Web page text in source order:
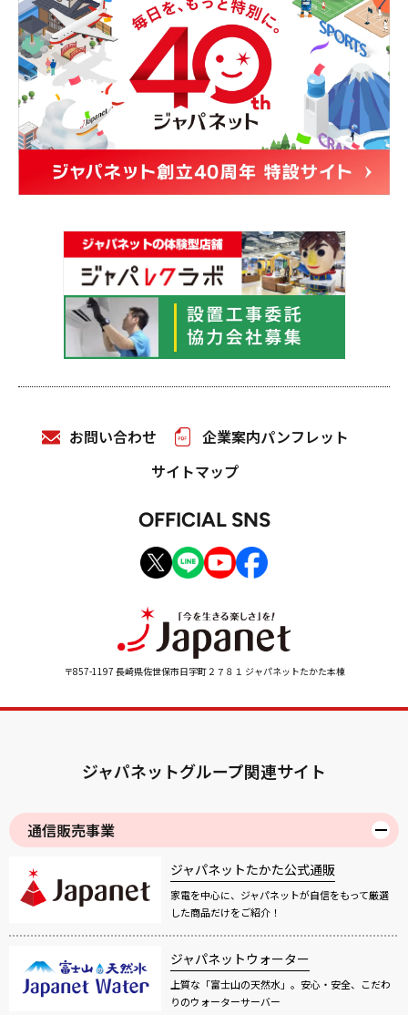
〒857-1197 長崎県佐世保市日宇町２７８１ ジャパネットたかた本棟
お問い合わせ
企業案内パンフレット
サイトマップ
OFFICIAL SNS
ジャパネットグループ関連サイト
通信販売事業
ジャパネットたかた公式通販
家電を中心に、ジャパネットが自信をもって厳選
した商品だけをご紹介！
ジャパネットウォーター
上質な「富士山の天然水」。安心・安全、こだわ
りのウォーターサーバー